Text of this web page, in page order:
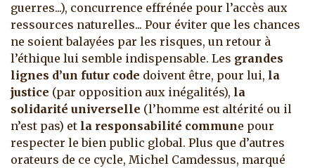
guerres...), concurrence effrénée pour l’accès aux
ressources naturelles... Pour éviter que les chances
ne soient balayées par les risques, un retour à
l’éthique lui semble indispensable. Les grandes
lignes d’un futur code doivent être, pour lui, la
justice (par opposition aux inégalités), la
solidarité universelle (l’homme est altérité ou il
n’est pas) et la responsabilité commune pour
respecter le bien public global. Plus que d’autres
orateurs de ce cycle, Michel Camdessus, marqué